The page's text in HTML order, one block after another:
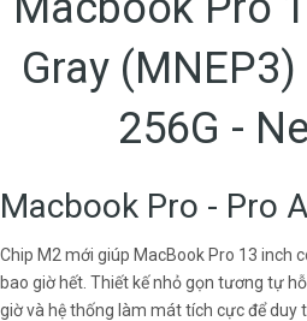
Gray
256G -
Macbook Pro - Pro
Chip M2 mới giúp MacBook Pro 13 inch
bao giờ hết. Thiết kế nhỏ gọn tương tự
giờ và hệ thống làm mát tích cực để duy